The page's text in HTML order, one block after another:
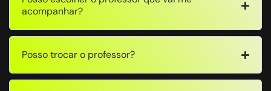
acompanhar?
Posso trocar o professor?